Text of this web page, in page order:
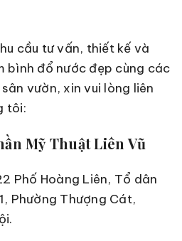
cầu tư vấn, thiết kế và
bình đổ nước đẹp cùng các
vườn, xin vui lòng liên
tôi:
Mỹ Thuật Liên Vũ
Phố Hoàng Liên, Tổ dân
Phường Thượng Cát,